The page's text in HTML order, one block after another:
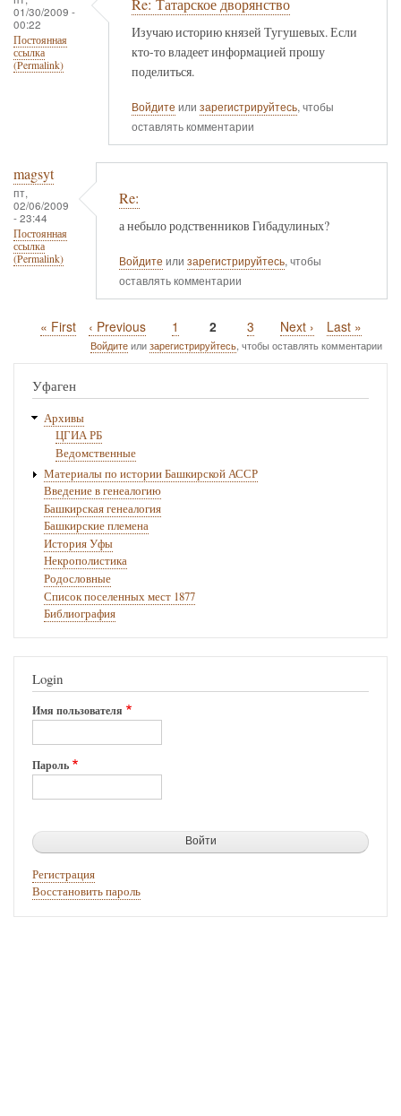
01/30/2009 -
00:22
Постоянная
ссылка
(Permalink)
Re: Татарское дворянство
Изучаю историю князей Тугушевых. Если
кто-то владеет информацией прошу
поделиться.
Войдите или зарегистрируйтесь, чтобы
оставлять комментарии
magsyt
пт,
02/06/2009
- 23:44
Постоянная
ссылка
(Permalink)
Re:
а небыло родственников Гибадулиных?
Войдите или зарегистрируйтесь, чтобы
оставлять комментарии
Нумерация
страниц
Первая
страница
« First
Предыдущая
страница
‹ Previous Page
1
Текущая
страница
2 Page
3
Следующая
страница
Next ›
Последняя
страница
Last »
Войдитеилизарегистрируйтесь, чтобы оставлять комментарии
Уфаген
Архивы
ЦГИА РБ
Ведомственные
Материалы по истории Башкирской АССР
Введение в генеалогию
Башкирская генеалогия
Башкирские племена
История Уфы
Некрополистика
Родословные
Список поселенных мест 1877
Библиография
Login
Имя пользователя
Пароль
Регистрация
Восстановить пароль